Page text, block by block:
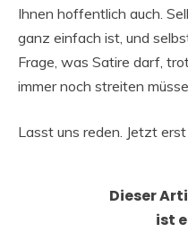
Ihnen hoffentlich auch.
ganz einfach ist, und
Frage, was Satire darf,
immer noch streiten
Lasst uns reden. Jetzt
Dieser
ist